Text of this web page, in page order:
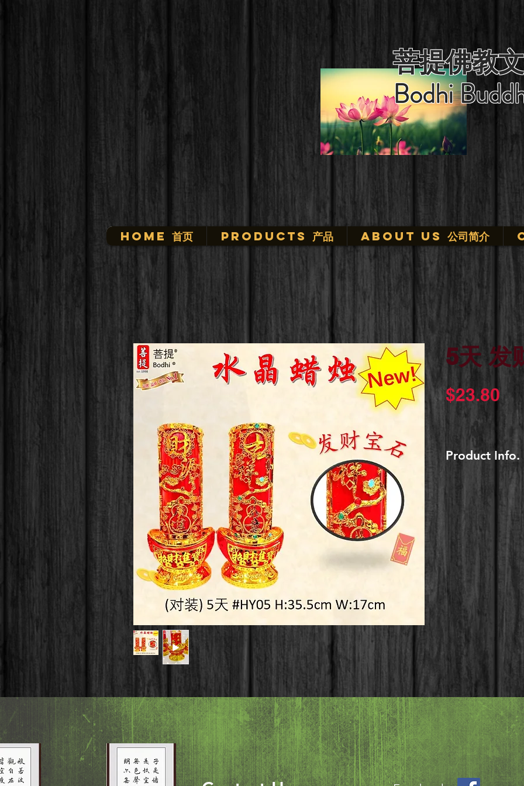
5天 发
$23.80 價
Product Info.
HOME 首页 Products 产品 ABOUT US 公司简介
菩提佛教
Bodhi